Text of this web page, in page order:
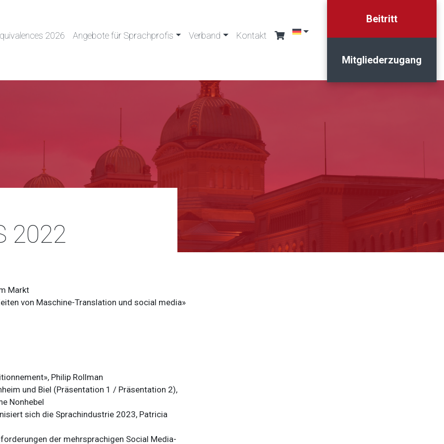
2026 Angebote für Sprachprofis Verband Kontakt
Beitritt
Mitgliederzugang
2022
Markt
von Maschine-Translation und social media»
Philip Rollman
und Biel (Präsentation 1 / Präsentation 2),
Nonhebel
sich die Sprachindustrie 2023, Patricia
der mehrsprachigen Social Media-